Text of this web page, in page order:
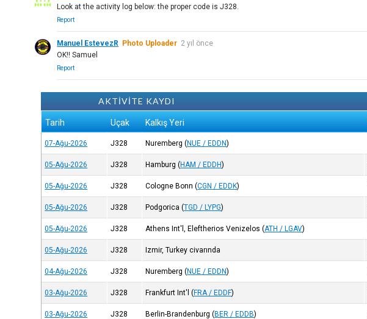
Look at the activity log below: the proper code is J328.
Report
Manuel EstevezR Photo Uploader 2 yıl önce
OK!! Samuel
Report
AKTİVİTE KAYDI
Tarih Uçak Kalkış Yeri
07-Ağu-2026 J328 Nuremberg (NUE / EDDN)
05-Ağu-2026 J328 Hamburg (HAM / EDDH)
05-Ağu-2026 J328 Cologne Bonn (CGN / EDDK)
05-Ağu-2026 J328 Podgorica (TGD / LYPG)
05-Ağu-2026 J328 Athens Int'l, Eleftherios Venizelos (ATH / LGAV)
05-Ağu-2026 J328 Izmir, Turkey civarında
04-Ağu-2026 J328 Nuremberg (NUE / EDDN)
03-Ağu-2026 J328 Frankfurt Int'l (FRA / EDDF)
03-Ağu-2026 J328 Berlin-Brandenburg (BER / EDDB)